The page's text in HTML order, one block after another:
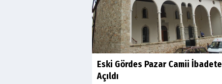
Eski Gördes Pazar Camii İbadete
Açıldı